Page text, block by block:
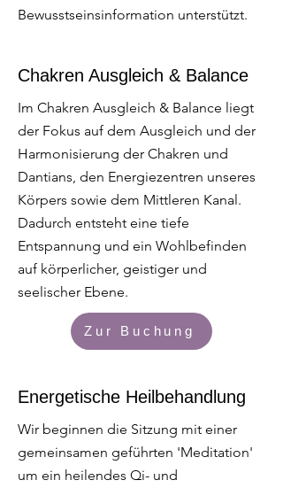
Bewusstseinsinformation unterstützt.
Chakren Ausgleich & Balance
Im Chakren Ausgleich & Balance liegt
der Fokus auf dem Ausgleich und der
Harmonisierung der Chakren und
Dantians, den Energiezentren unseres
Körpers sowie dem Mittleren Kanal.
Dadurch entsteht eine tiefe
Entspannung und ein Wohlbefinden
auf körperlicher, geistiger und
seelischer Ebene.
Zur Buchung
Energetische Heilbehandlung
Wir beginnen die Sitzung mit einer
gemeinsamen geführten 'Meditation'
um ein heilendes Qi- und